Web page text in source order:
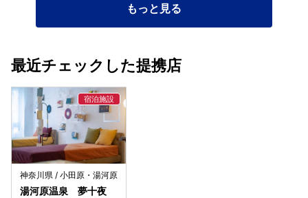
もっと見る
最近チェックした提携店
神奈川県 / 小田原・湯河原
湯河原温泉 夢十夜